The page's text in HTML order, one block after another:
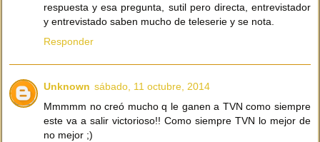
respuesta y esa pregunta, sutil pero directa, entrevistador
y entrevistado saben mucho de teleserie y se nota.
Responder
Unknown sábado, 11 octubre, 2014
Mmmmm no creó mucho q le ganen a TVN como siempre
este va a salir victorioso!! Como siempre TVN lo mejor de
no mejor ;)